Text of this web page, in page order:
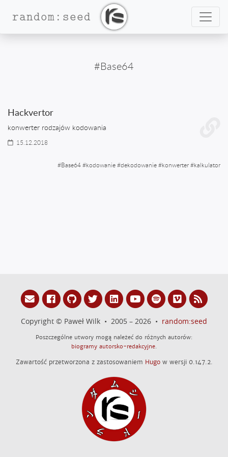
random:seed
#Base64
Hackvertor
konwerter rodzajów kodowania
15.12.2018
#Base64#kodowanie#dekodowanie#konwerter#kalkulator
Copyright © Paweł Wilk • 2005 – 2026 • random:seed
Poszczególne utwory mogą należeć do różnych autorów:
biogramy autorsko-redakcyjne.
Zawartość przetworzona z zastosowaniem Hugow wersji 0.147.2.